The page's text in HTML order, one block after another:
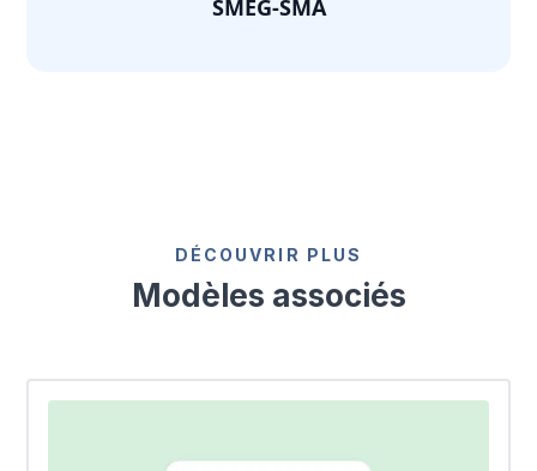
SMEG-SMA
DÉCOUVRIR PLUS
Modèles associés